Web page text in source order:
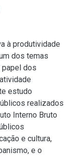
à produtividade
dos temas
papel dos
estudo
realizados
Interno Bruto
e cultura,
e o